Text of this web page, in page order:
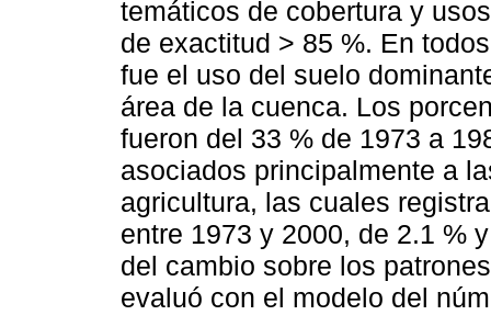
temáticos de cobertura y
de exactitud > 85 %. En
fue el uso del suelo
área de la cuenca. Los
fueron del 33 % de 1973 a
asociados principalmente a
agricultura, las cuales
entre 1973 y 2000, de 2.1 %
del cambio sobre los
evaluó con el modelo del